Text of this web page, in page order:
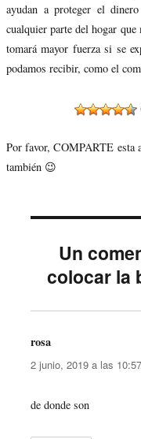
ayudan a proteger el
cualquier parte del hogar que
tomará mayor fuerza si se
podamos recibir, como el
Por favor, COMPARTE esta
también 😉
Un
colocar la
rosadice:
2 junio, 2019 a las
de donde son